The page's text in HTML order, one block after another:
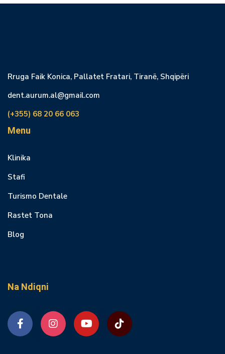
Rruga Faik Konica, Pallatet Fratari, Tiranë, Shqipëri
dent.aurum.al@gmail.com
(+355) 68 20 66 063
Menu
Klinika
Stafi
Turismo Dentale
Rastet Tona
Blog
Na Ndiqni